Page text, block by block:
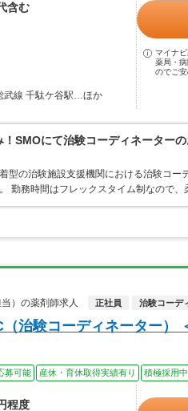
含む
武線 千駄ケ谷駅…ほか
マイナ
薬局・
のでご安
SMOにて治験コーディネーター
型の治験施設支援機関における治験コ
勤務時間はフレックスタイム制なので
）の薬剤師求人
正社員 治験コーデ
（治験コーディネーター）
募可能 産休・育休取得実績有り 積極採用中
程度